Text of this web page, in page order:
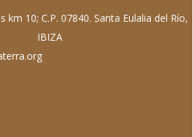
km 10; C.P. 07840. Santa Eulalia del Río,
IBIZA